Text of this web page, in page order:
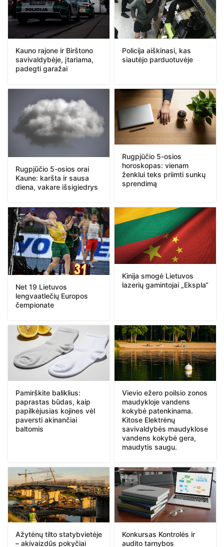
Kauno rajone ir Birštono
savivaldybėje, įtariama,
padegti garažai
Policija aiškinasi, kas
siautėjo parduotuvėje
Rugpjūčio 5-osios orai
Kaune: karšta ir sausa
diena, vakare išsigiedrys
Rugpjūčio 5-osios
horoskopas: vienam
ženklui teks priimti sunkų
sprendimą
Net 19 Lietuvos
lengvaatlečių Europos
čempionate
Kinija smogė Lietuvos
lazerių gamintojai „Ekspla“
Pamirškite baliklius:
paprastas būdas, kaip
papilkėjusias kojines vėl
paversti akinančiai
baltomis
Vievio ežero poilsio zonos
maudykloje vandens
kokybė patenkinama.
Kitose Elektrėnų
savivaldybės maudyklose
vandens kokybė gera,
maudytis saugu.
Ažytėnų tilto statybvietėje
– akivaizdūs pokyčiai
Konkursas Kontrolės ir
audito tarnybos